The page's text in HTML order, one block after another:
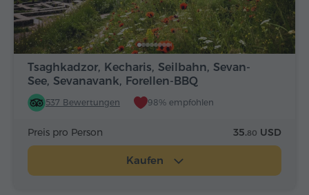
Tsaghkadzor, Kecharis, Seilbahn, Sevan-
See, Sevanavank, Forellen-BBQ
537 Bewertungen 98% empfohlen
Preis pro Person 35.80 USD
Kaufen